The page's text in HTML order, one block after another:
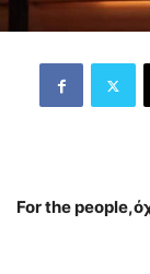
For the